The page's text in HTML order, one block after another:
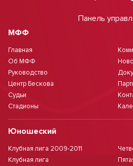
Панель
МФФ
Главная
Об МФФ
Руководство
Центр Бескова
Судьи
Стадионы
Юношеский
Клубная лига 2009-2011
Клубная лига